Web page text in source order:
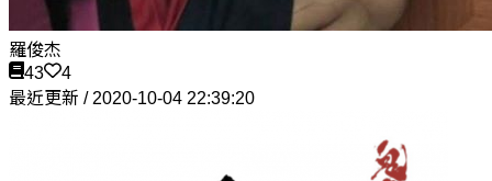
羅俊杰
43
4
最近更新 / 2020-10-04 22:39:20